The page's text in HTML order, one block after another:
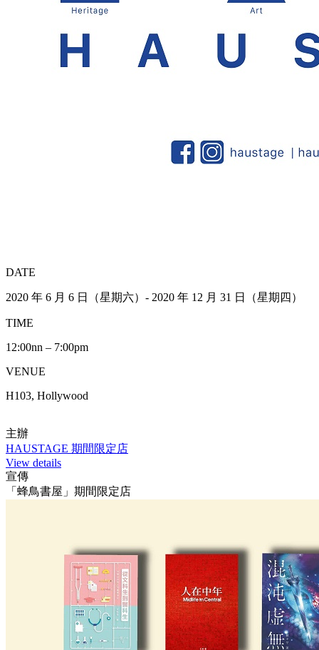
DATE
2020 年 6 月 6 日（星期六）- 2020 年 12 月 31 日（星期四）
TIME
12:00nn – 7:00pm
VENUE
H103, Hollywood
主辦
HAUSTAGE 期間限定店
View details
宣傳
「蜂鳥書屋」期間限定店